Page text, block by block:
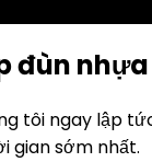
đùn
tôi ngay lập
gian sớm nhất.